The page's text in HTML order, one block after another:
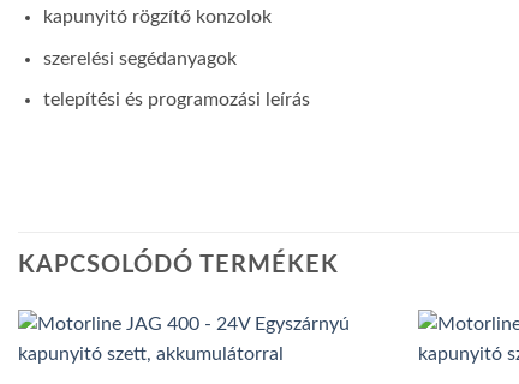
kapunyitó rögzítő konzolok
szerelési segédanyagok
telepítési és programozási leírás
KAPCSOLÓDÓ TERMÉKEK